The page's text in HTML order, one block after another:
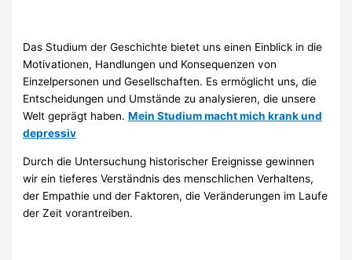
Das Studium der Geschichte bietet uns einen Einblick in die
Motivationen, Handlungen und Konsequenzen von
Einzelpersonen und Gesellschaften. Es ermöglicht uns, die
Entscheidungen und Umstände zu analysieren, die unsere
Welt geprägt haben.Mein Studium macht mich krank und
depressiv
Durch die Untersuchung historischer Ereignisse gewinnen
wir ein tieferes Verständnis des menschlichen Verhaltens,
der Empathie und der Faktoren, die Veränderungen im Laufe
der Zeit vorantreiben.